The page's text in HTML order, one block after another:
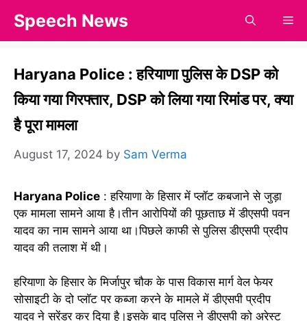
content
Speech News
Haryana Police : हरियाणा पुलिस के DSP को
किया गया गिरफ्तार, DSP को लिया गया रिमांड पर, क्या
है पूरा मामला
August 17, 2024 by Sam Verma
Haryana Police : हरियाणा के हिसार में प्लॉट कबजाने से जुड़ा
एक मामला सामने आया है।तीन आरोपियों की पूछताछ में डीएसपी पवन
यादव का नाम सामने आया था।पिछले काफी से पुलिस डीएसपी प्रदीप
यादव की तलाश में थी।
हरियाणा के हिसार के मिर्जापुर चौक के पास विकास मार्ग वेल फेयर
सोसाइटी के दो प्लॉट पर कब्जा करने के मामले में डीएसपी प्रदीप
यादव ने सरेंडर कर दिया है।इसके बाद पुलिस ने डीएसपी को अरेस्ट